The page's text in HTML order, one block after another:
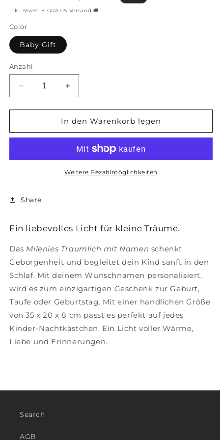
Preis
inkl. MwSt. + GRATIS Versand 🚚
Color
Baby Gift
Anzahl
Verringere
die
Menge
Milenies
Namen
Erhöhe
die
Menge
für
Milenies
Traumlicht
mit
Namen
In den Warenkorb legen
Weitere Bezahlmöglichkeiten
Share
Ein liebevolles Licht für kleine Träume.
Das Milenies Traumlich mit Namen schenkt
Geborgenheit und begleitet dein Kind sanft in den
Schlaf. Mit deinem Wunschnamen personalisiert,
wird es zum einzigartigen Geschenk zur Geburt,
Taufe oder Geburtstag. Mit einer handlichen Größe
von 35 x 20 x 8 cm passt es perfekt auf jedes
Kinder-Nachtkästchen. Ein Licht voller Wärme,
Liebe und Erinnerungen.
Search
AGB